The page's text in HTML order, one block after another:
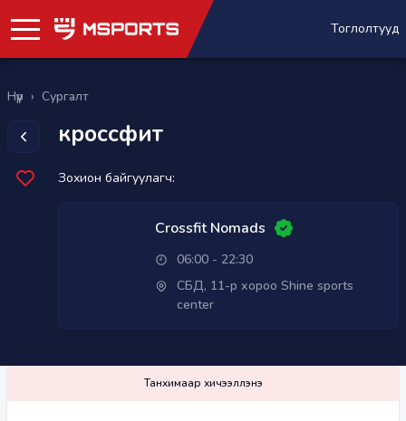
Тоглолтууд
Нүүр › Сургалт
кроссфит
Зохион байгуулагч:
Crossfit Nomads
06:00 - 22:30
СБД, 11-р хороо Shine sports
center
Танхимаар хичээллэнэ